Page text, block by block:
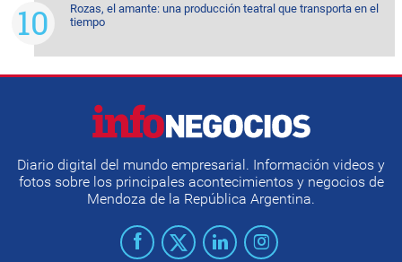
Rozas, el amante: una producción teatral que transporta en el
tiempo
Diario digital del mundo empresarial. Información videos y
fotos sobre los principales acontecimientos y negocios de
Mendoza de la República Argentina.